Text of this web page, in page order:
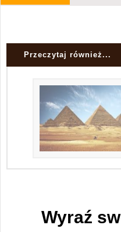
Przeczytaj również...
Wyraź